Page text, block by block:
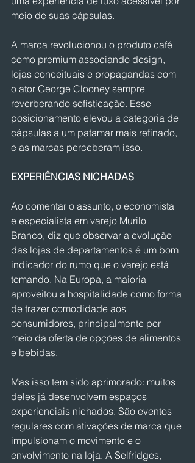
meio de suas cápsulas.
A marca revolucionou o produto café
como premium associando design,
lojas conceituais e propagandas com
o ator George Clooney sempre
reverberando sofisticação. Esse
posicionamento elevou a categoria de
cápsulas a um patamar mais refinado,
e as marcas perceberam isso.
EXPERIÊNCIAS NICHADAS
Ao comentar o assunto, o economista
e especialista em varejo Murilo
Branco, diz que observar a evolução
das lojas de departamentos é um bom
indicador do rumo que o varejo está
tomando. Na Europa, a maioria
aproveitou a hospitalidade como forma
de trazer comodidade aos
consumidores, principalmente por
meio da oferta de opções de alimentos
e bebidas.
Mas isso tem sido aprimorado: muitos
deles já desenvolvem espaços
experienciais nichados. São eventos
regulares com ativações de marca que
impulsionam o movimento e o
envolvimento na loja. A Selfridges,